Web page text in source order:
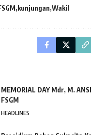
kunjungan Wakil
MEMORIAL DAY Mdr, M.
FSGM
HEADLINES